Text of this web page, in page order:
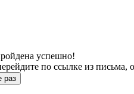
успешно!
по ссылке из письма,
раз